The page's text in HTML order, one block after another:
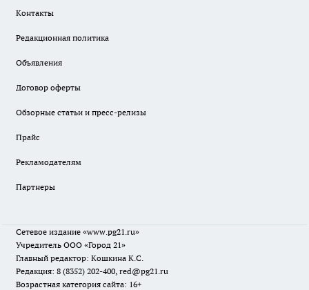
Контакты
Редакционная политика
Объявления
Договор оферты
Обзорные статьи и пресс-релизы
Прайс
Рекламодателям
Партнеры
Сетевое издание «www.pg21.ru»
Учредитель ООО «Город 21»
Главный редактор: Кошкина К.С.
Редакция: 8 (8352) 202-400, red@pg21.ru
Возрастная категория сайта: 16+